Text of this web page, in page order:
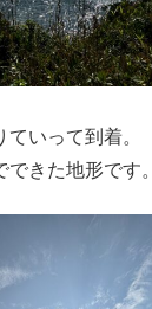
いって到着。
きた地形です。